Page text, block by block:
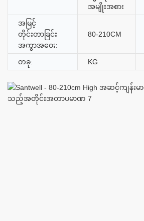
အမျိုးအစား
အမြင့်
တိုင်းတာခြင်း
အကွာအဝေး:
80-210CM
တခု: KG